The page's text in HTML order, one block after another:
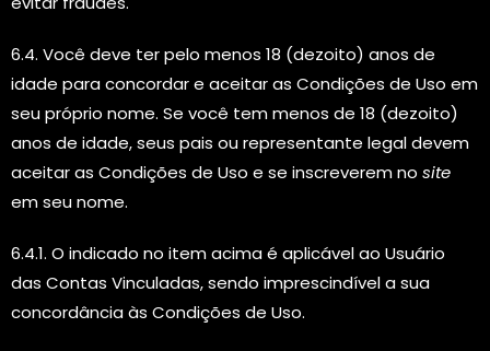
6.4. Você deve ter pelo menos 18 (dezoito) anos de
idade para concordar e aceitar as Condições de Uso em
seu próprio nome. Se você tem menos de 18 (dezoito)
anos de idade, seus pais ou representante legal devem
aceitar as Condições de Uso e se inscreverem no site
em seu nome.
6.4.1. O indicado no item acima é aplicável ao Usuário
das Contas Vinculadas, sendo imprescindível a sua
concordância às Condições de Uso.